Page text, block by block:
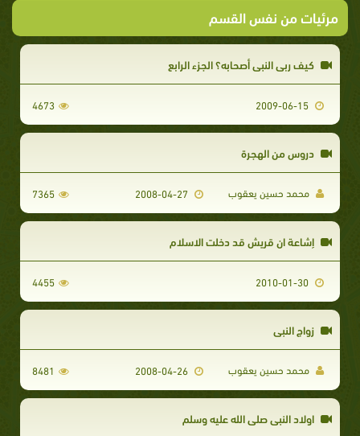
مرئيات من نفس القسم
كيف ربي النبي أصحابه؟ الجزء الرابع
4673
دروس من الهجرة
محمد حسين يعقوب 7365
إشاعة ان قريش قد دخلت الاسلام
4455
زواج النبي
محمد حسين يعقوب 8481
اولاد النبي صلى الله عليه وسلم